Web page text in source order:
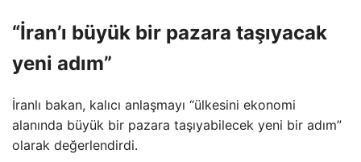
“İran’ı büyük bir pazara taşıyacak
yeni adım”
İranlı bakan, kalıcı anlaşmayı “ülkesini ekonomi
alanında büyük bir pazara taşıyabilecek yeni bir adım”
olarak değerlendirdi.